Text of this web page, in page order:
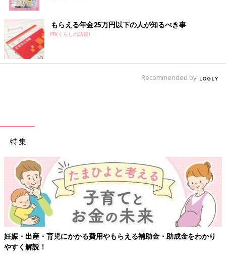
もらえる年金25万円以下の人が知るべき事
PR(くらしの話題)
Recommended by
特集
妊娠・出産・育児にかかる費用やもらえる補助金・助成金をわかり
やすく解説！